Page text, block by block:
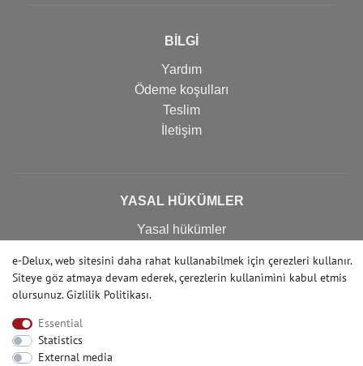
BİLGİ
Yardım
Ödeme koşulları
Teslim
İletişim
YASAL HÜKÜMLER
Yasal hükümler
e-Delux, web sitesini daha rahat kullanabilmek için çerezleri kullanır.
Siteye göz atmaya devam ederek, çerezlerin kullanìmìnì kabul etmis
olursunuz.Gizlilik Politikası.
Essential
Statistics
External media